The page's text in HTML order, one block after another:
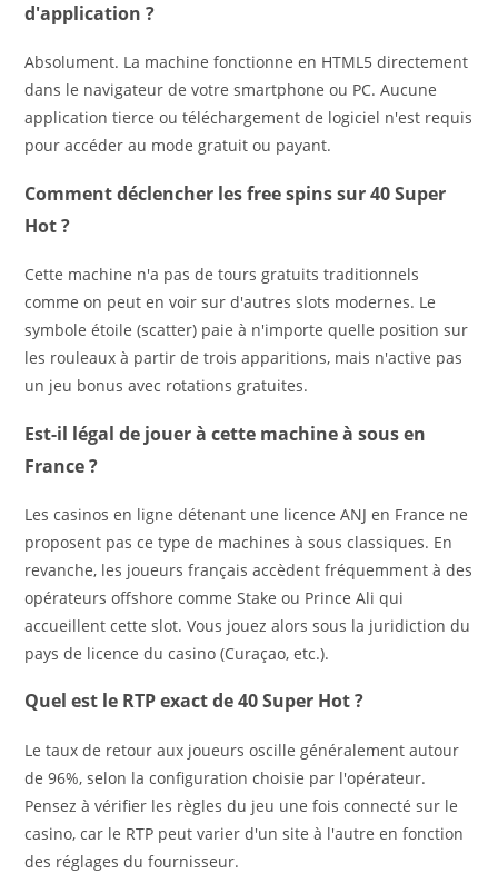
d'application ?
Absolument. La machine fonctionne en HTML5 directement
dans le navigateur de votre smartphone ou PC. Aucune
application tierce ou téléchargement de logiciel n'est requis
pour accéder au mode gratuit ou payant.
Comment déclencher les free spins sur 40 Super
Hot ?
Cette machine n'a pas de tours gratuits traditionnels
comme on peut en voir sur d'autres slots modernes. Le
symbole étoile (scatter) paie à n'importe quelle position sur
les rouleaux à partir de trois apparitions, mais n'active pas
un jeu bonus avec rotations gratuites.
Est-il légal de jouer à cette machine à sous en
France ?
Les casinos en ligne détenant une licence ANJ en France ne
proposent pas ce type de machines à sous classiques. En
revanche, les joueurs français accèdent fréquemment à des
opérateurs offshore comme Stake ou Prince Ali qui
accueillent cette slot. Vous jouez alors sous la juridiction du
pays de licence du casino (Curaçao, etc.).
Quel est le RTP exact de 40 Super Hot ?
Le taux de retour aux joueurs oscille généralement autour
de 96%, selon la configuration choisie par l'opérateur.
Pensez à vérifier les règles du jeu une fois connecté sur le
casino, car le RTP peut varier d'un site à l'autre en fonction
des réglages du fournisseur.